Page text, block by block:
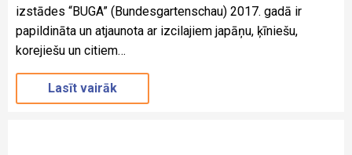
izstādes “BUGA” (Bundesgartenschau) 2017. gadā ir
papildināta un atjaunota ar izcilajiem japāņu, ķīniešu,
korejiešu un citiem…
Lasīt vairāk